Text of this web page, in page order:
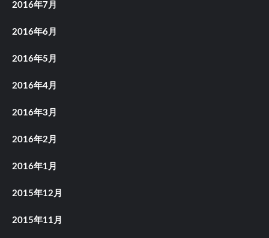
2016年7月
2016年6月
2016年5月
2016年4月
2016年3月
2016年2月
2016年1月
2015年12月
2015年11月